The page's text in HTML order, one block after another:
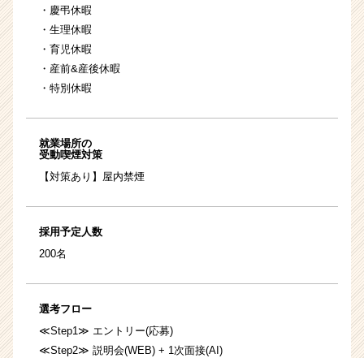
・慶弔休暇
・生理休暇
・育児休暇
・産前&産後休暇
・特別休暇
就業場所の
受動喫煙対策
【対策あり】屋内禁煙
採用予定人数
200名
選考フロー
≪Step1≫ エントリー(応募)
≪Step2≫ 説明会(WEB) + 1次面接(AI)